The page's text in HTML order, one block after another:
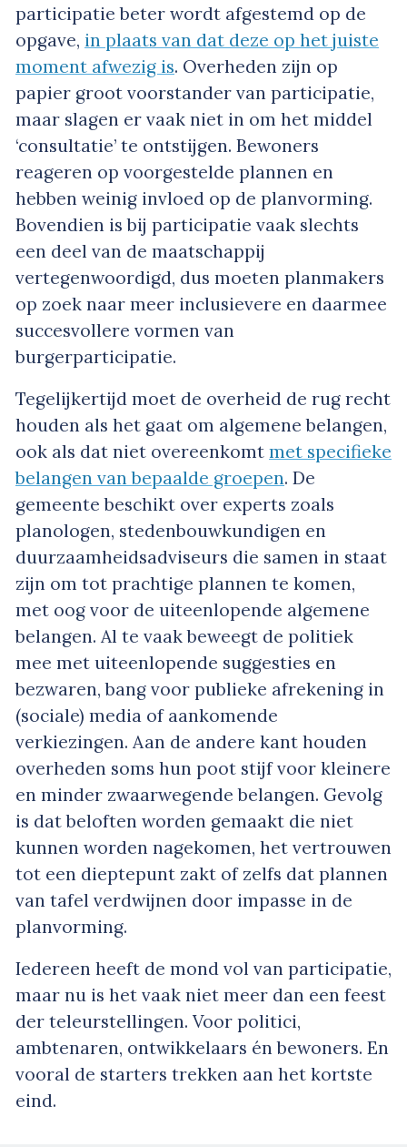
participatie beter wordt afgestemd op de
opgave, in plaats van dat deze op het juiste
moment afwezig is. Overheden zijn op
papier groot voorstander van participatie,
maar slagen er vaak niet in om het middel
‘consultatie’ te ontstijgen. Bewoners
reageren op voorgestelde plannen en
hebben weinig invloed op de planvorming.
Bovendien is bij participatie vaak slechts
een deel van de maatschappij
vertegenwoordigd, dus moeten planmakers
op zoek naar meer inclusievere en daarmee
succesvollere vormen van
burgerparticipatie.
Tegelijkertijd moet de overheid de rug recht
houden als het gaat om algemene belangen,
ook als dat niet overeenkomt met specifieke
belangen van bepaalde groepen. De
gemeente beschikt over experts zoals
planologen, stedenbouwkundigen en
duurzaamheidsadviseurs die samen in staat
zijn om tot prachtige plannen te komen,
met oog voor de uiteenlopende algemene
belangen. Al te vaak beweegt de politiek
mee met uiteenlopende suggesties en
bezwaren, bang voor publieke afrekening in
(sociale) media of aankomende
verkiezingen. Aan de andere kant houden
overheden soms hun poot stijf voor kleinere
en minder zwaarwegende belangen. Gevolg
is dat beloften worden gemaakt die niet
kunnen worden nagekomen, het vertrouwen
tot een dieptepunt zakt of zelfs dat plannen
van tafel verdwijnen door impasse in de
planvorming.
Iedereen heeft de mond vol van participatie,
maar nu is het vaak niet meer dan een feest
der teleurstellingen. Voor politici,
ambtenaren, ontwikkelaars én bewoners. En
vooral de starters trekken aan het kortste
eind.